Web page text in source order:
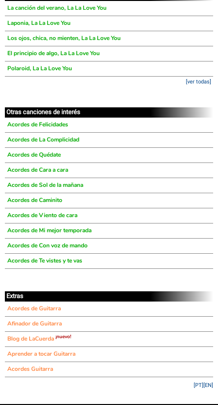
La canción del verano, La La Love You
Laponia, La La Love You
Los ojos, chica, no mienten, La La Love You
El principio de algo, La La Love You
Polaroid, La La Love You
[ver todas]
Otras canciones de interés
Acordes de Felicidades
Acordes de La Complicidad
Acordes de Quédate
Acordes de Cara a cara
Acordes de Sol de la mañana
Acordes de Caminito
Acordes de Viento de cara
Acordes de Mi mejor temporada
Acordes de Con voz de mando
Acordes de Te vistes y te vas
Extras
Acordes de Guitarra
Afinador de Guitarra
Blog de LaCuerda ¡nuevo!
Aprender a tocar Guitarra
Acordes Guitarra
[EN]
[PT]